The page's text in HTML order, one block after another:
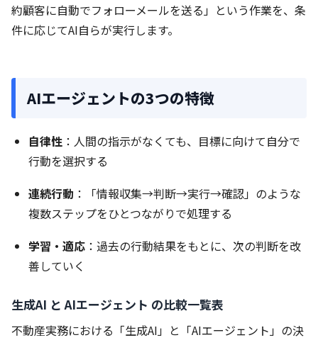
約顧客に自動でフォローメールを送る」という作業を、条
件に応じてAI自らが実行します。
AIエージェントの3つの特徴
自律性 ：人間の指示がなくても、目標に向けて自分で
行動を選択する
連続行動 ：「情報収集→判断→実行→確認」のような
複数ステップをひとつながりで処理する
学習・適応 ：過去の行動結果をもとに、次の判断を改
善していく
生成AI と AIエージェント の比較一覧表
不動産実務における「生成AI」と「AIエージェント」の決